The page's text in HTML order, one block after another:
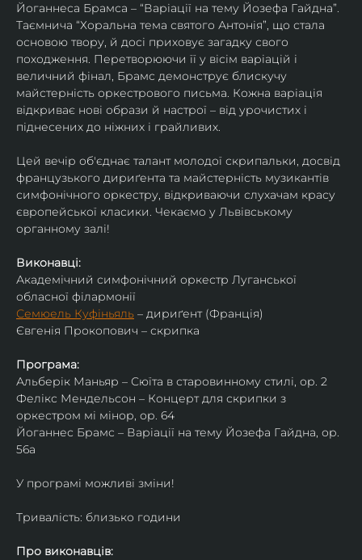
Йоганнеса Брамса – “Варіації на тему Йозефа Гайдна”.
Таємнича “Хоральна тема святого Антонія”, що стала
основою твору, й досі приховує загадку свого
походження. Перетворюючи її у вісім варіацій і
величний фінал, Брамс демонструє блискучу
майстерність оркестрового письма. Кожна варіація
відкриває нові образи й настрої – від урочистих і
піднесених до ніжних і грайливих.
Цей вечір об'єднає талант молодої скрипальки, досвід
французького дириґента та майстерність музикантів
симфонічного оркестру, відкриваючи слухачам красу
європейської класики. Чекаємо у Львівському
органному залі!
Виконавці:
Академічний симфонічний оркестр Луганської
обласної філармонії
Семюель Куфіньяль – дириґент (Франція)
Євгенія Прокопович – скрипка
Програма:
Альберік Маньяр – Сюїта в старовинному стилі, ор. 2
Фелікс Мендельсон – Концерт для скрипки з
оркестром мі мінор, ор. 64
Йоганнес Брамс – Варіації на тему Йозефа Гайдна, ор.
56a
У програмі можливі зміни!
Тривалість: близько години
Про виконавців: